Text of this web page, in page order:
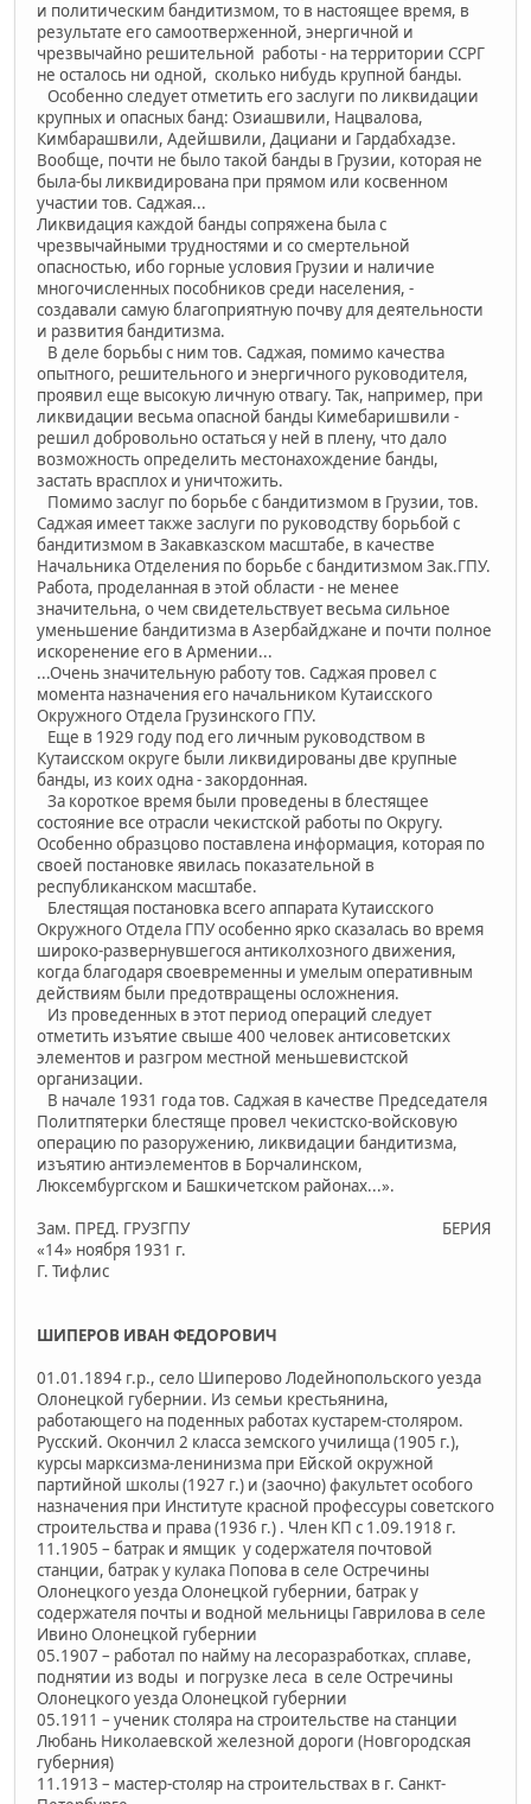
и политическим бандитизмом, то в настоящее время, в
результате его самоотверженной, энергичной и
чрезвычайно решительной работы - на территории ССРГ
не осталось ни одной, сколько нибудь крупной банды.
Особенно следует отметить его заслуги по ликвидации
крупных и опасных банд: Озиашвили, Нацвалова,
Кимбарашвили, Адейшвили, Дациани и Гардабхадзе.
Вообще, почти не было такой банды в Грузии, которая не
была-бы ликвидирована при прямом или косвенном
участии тов. Саджая...
Ликвидация каждой банды сопряжена была с
чрезвычайными трудностями и со смертельной
опасностью, ибо горные условия Грузии и наличие
многочисленных пособников среди населения, -
создавали самую благоприятную почву для деятельности
и развития бандитизма.
В деле борьбы с ним тов. Саджая, помимо качества
опытного, решительного и энергичного руководителя,
проявил еще высокую личную отвагу. Так, например, при
ликвидации весьма опасной банды Кимебаришвили -
решил добровольно остаться у ней в плену, что дало
возможность определить местонахождение банды,
застать врасплох и уничтожить.
Помимо заслуг по борьбе с бандитизмом в Грузии, тов.
Саджая имеет также заслуги по руководству борьбой с
бандитизмом в Закавказском масштабе, в качестве
Начальника Отделения по борьбе с бандитизмом Зак.ГПУ.
Работа, проделанная в этой области - не менее
значительна, о чем свидетельствует весьма сильное
уменьшение бандитизма в Азербайджане и почти полное
искоренение его в Армении...
...Очень значительную работу тов. Саджая провел с
момента назначения его начальником Кутаисского
Окружного Отдела Грузинского ГПУ.
Еще в 1929 году под его личным руководством в
Кутаисском округе были ликвидированы две крупные
банды, из коих одна - закордонная.
За короткое время были проведены в блестящее
состояние все отрасли чекистской работы по Округу.
Особенно образцово поставлена информация, которая по
своей постановке явилась показательной в
республиканском масштабе.
Блестящая постановка всего аппарата Кутаисского
Окружного Отдела ГПУ особенно ярко сказалась во время
широко-развернувшегося антиколхозного движения,
когда благодаря своевременны и умелым оперативным
действиям были предотвращены осложнения.
Из проведенных в этот период операций следует
отметить изъятие свыше 400 человек антисоветских
элементов и разгром местной меньшевистской
организации.
В начале 1931 года тов. Саджая в качестве Председателя
Политпятерки блестяще провел чекистско-войсковую
операцию по разоружению, ликвидации бандитизма,
изъятию антиэлементов в Борчалинском,
Люксембургском и Башкичетском районах...».
Зам. ПРЕД. ГРУЗГПУ БЕРИЯ
«14» ноября 1931 г.
Г. Тифлис
ШИПЕРОВ ИВАН ФЕДОРОВИЧ
01.01.1894 г.р., село Шиперово Лодейнопольского уезда
Олонецкой губернии. Из семьи крестьянина,
работающего на поденных работах кустарем-столяром.
Русский. Окончил 2 класса земского училища (1905 г.),
курсы марксизма-ленинизма при Ейской окружной
партийной школы (1927 г.) и (заочно) факультет особого
назначения при Институте красной профессуры советского
строительства и права (1936 г.) . Член КП с 1.09.1918 г.
11.1905 – батрак и ямщик у содержателя почтовой
станции, батрак у кулака Попова в селе Остречины
Олонецкого уезда Олонецкой губернии, батрак у
содержателя почты и водной мельницы Гаврилова в селе
Ивино Олонецкой губернии
05.1907 – работал по найму на лесоразработках, сплаве,
поднятии из воды и погрузке леса в селе Остречины
Олонецкого уезда Олонецкой губернии
05.1911 – ученик столяра на строительстве на станции
Любань Николаевской железной дороги (Новгородская
губерния)
11.1913 – мастер-столяр на строительствах в г. Санкт-